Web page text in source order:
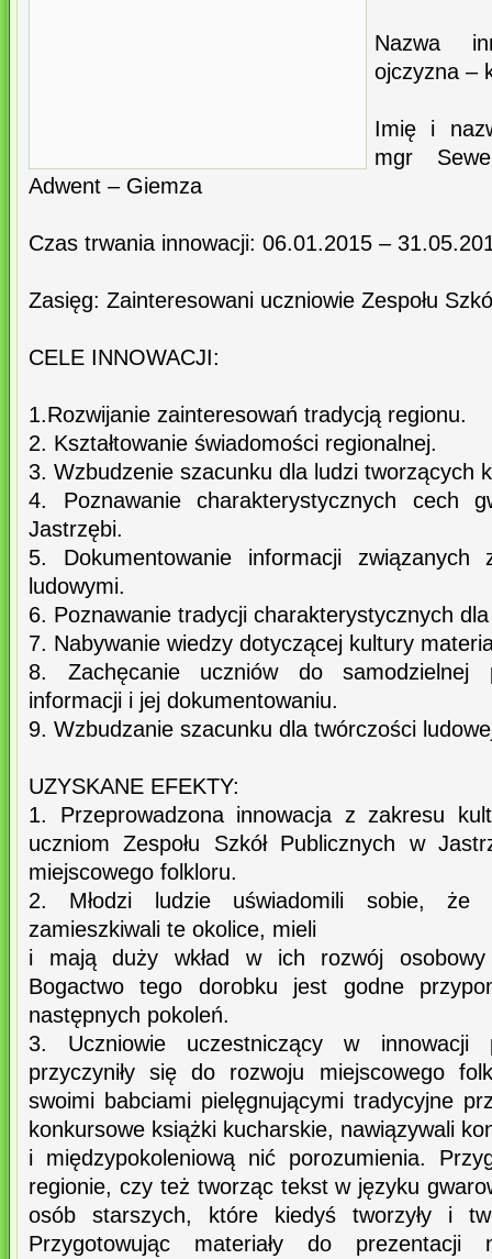
Nazwa
ojczyzna –
Imię i
mgr
Adwent – Giemza
Czas trwania innowacji: 06.01.2015 –
Zasięg: Zainteresowani uczniowie Zespołu
CELE INNOWACJI:
1.Rozwijanie zainteresowań tradycją regionu.
2. Kształtowanie świadomości regionalnej.
3. Wzbudzenie szacunku dla ludzi tworzących
4. Poznawanie charakterystycznych cech
Jastrzębi.
5. Dokumentowanie informacji związanych
ludowymi.
6. Poznawanie tradycji charakterystycznych
7. Nabywanie wiedzy dotyczącej kultury
8. Zachęcanie uczniów do samodzielnej
informacji i jej dokumentowaniu.
9. Wzbudzanie szacunku dla twórczości
UZYSKANE EFEKTY:
1. Przeprowadzona innowacja z zakresu
uczniom Zespołu Szkół Publicznych w
miejscowego folkloru.
2. Młodzi ludzie uświadomili sobie, że
zamieszkiwali te okolice, mieli
i mają duży wkład w ich rozwój
Bogactwo tego dorobku jest godne
następnych pokoleń.
3. Uczniowie uczestniczący w innowacji
przyczyniły się do rozwoju miejscowego
swoimi babciami pielęgnującymi tradycyjne
konkursowe książki kucharskie, nawiązywali
i międzypokoleniową nić porozumienia.
regionie, czy też tworząc tekst w języku
osób starszych, które kiedyś tworzyły i
Przygotowując materiały do prezentacji